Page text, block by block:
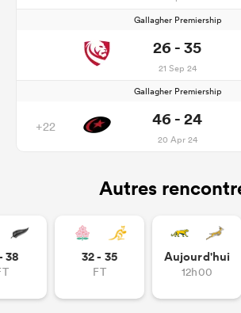
Gallagher Premiership
26 - 35
21 Sep 24
Gallagher Premiership
+22 46 - 24
20 Apr 24
Autres
38 32 - 35
FT
Aujourd'hui
12h00